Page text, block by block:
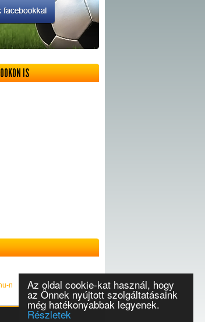
Az oldal cookie-kat használ, hogy
az Önnek nyújtott szolgáltatásaink
még hatékonyabbak legyenek.
Részletek
IS
n